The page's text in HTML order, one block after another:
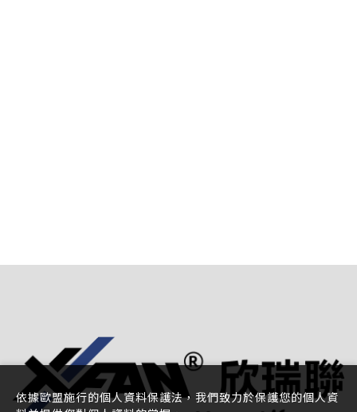
依據歐盟施行的個人資料保護法，我們致力於保護您的個人資